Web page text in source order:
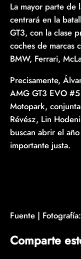
La mayor parte de
centrará en la
GT3, con la clase
coches de marcas
BMW, Ferrari,
Precisamente,
AMG GT3 EVO
Motopark,
Révész, Lin
buscan abrir el
importante justa.
Fuente |
Comparte